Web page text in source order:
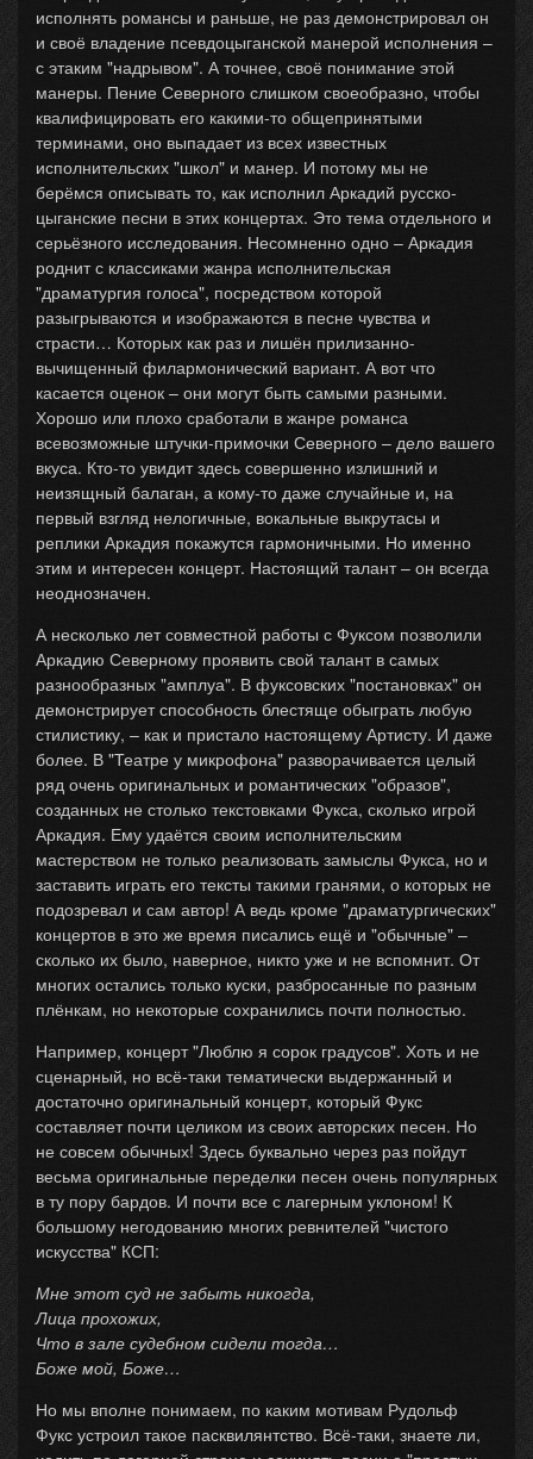
исполнять романсы и раньше, не раз демонстрировал он
и своё владение псевдоцыганской манерой исполнения –
с этаким "надрывом". А точнее, своё понимание этой
манеры. Пение Северного слишком своеобразно, чтобы
квалифицировать его какими-то общепринятыми
терминами, оно выпадает из всех известных
исполнительских "школ" и манер. И потому мы не
берёмся описывать то, как исполнил Аркадий русско-
цыганские песни в этих концертах. Это тема отдельного и
серьёзного исследования. Несомненно одно – Аркадия
роднит с классиками жанра исполнительская
"драматургия голоса", посредством которой
разыгрываются и изображаются в песне чувства и
страсти… Которых как раз и лишён прилизанно-
вычищенный филармонический вариант. А вот что
касается оценок – они могут быть самыми разными.
Хорошо или плохо сработали в жанре романса
всевозможные штучки-примочки Северного – дело вашего
вкуса. Кто-то увидит здесь совершенно излишний и
неизящный балаган, а кому-то даже случайные и, на
первый взгляд нелогичные, вокальные выкрутасы и
реплики Аркадия покажутся гармоничными. Но именно
этим и интересен концерт. Настоящий талант – он всегда
неоднозначен.
А несколько лет совместной работы с Фуксом позволили
Аркадию Северному проявить свой талант в самых
разнообразных "амплуа". В фуксовских "постановках" он
демонстрирует способность блестяще обыграть любую
стилистику, – как и пристало настоящему Артисту. И даже
более. В "Театре у микрофона" разворачивается целый
ряд очень оригинальных и романтических "образов",
созданных не столько текстовками Фукса, сколько игрой
Аркадия. Ему удаётся своим исполнительским
мастерством не только реализовать замыслы Фукса, но и
заставить играть его тексты такими гранями, о которых не
подозревал и сам автор! А ведь кроме "драматургических"
концертов в это же время писались ещё и "обычные" –
сколько их было, наверное, никто уже и не вспомнит. От
многих остались только куски, разбросанные по разным
плёнкам, но некоторые сохранились почти полностью.
Например, концерт "Люблю я сорок градусов". Хоть и не
сценарный, но всё-таки тематически выдержанный и
достаточно оригинальный концерт, который Фукс
составляет почти целиком из своих авторских песен. Но
не совсем обычных! Здесь буквально через раз пойдут
весьма оригинальные переделки песен очень популярных
в ту пору бардов. И почти все с лагерным уклоном! К
большому негодованию многих ревнителей "чистого
искусства" КСП:
Мне этот суд не забыть никогда,
Лица прохожих,
Что в зале судебном сидели тогда…
Боже мой, Боже…
Но мы вполне понимаем, по каким мотивам Рудольф
Фукс устроил такое пасквилянтство. Всё-таки, знаете ли,